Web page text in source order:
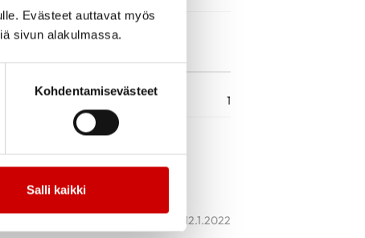
Evästeet auttavat myös
sivun alakulmassa.
Kohdentamisevästeet
Salli kaikki
1
12.1.2022